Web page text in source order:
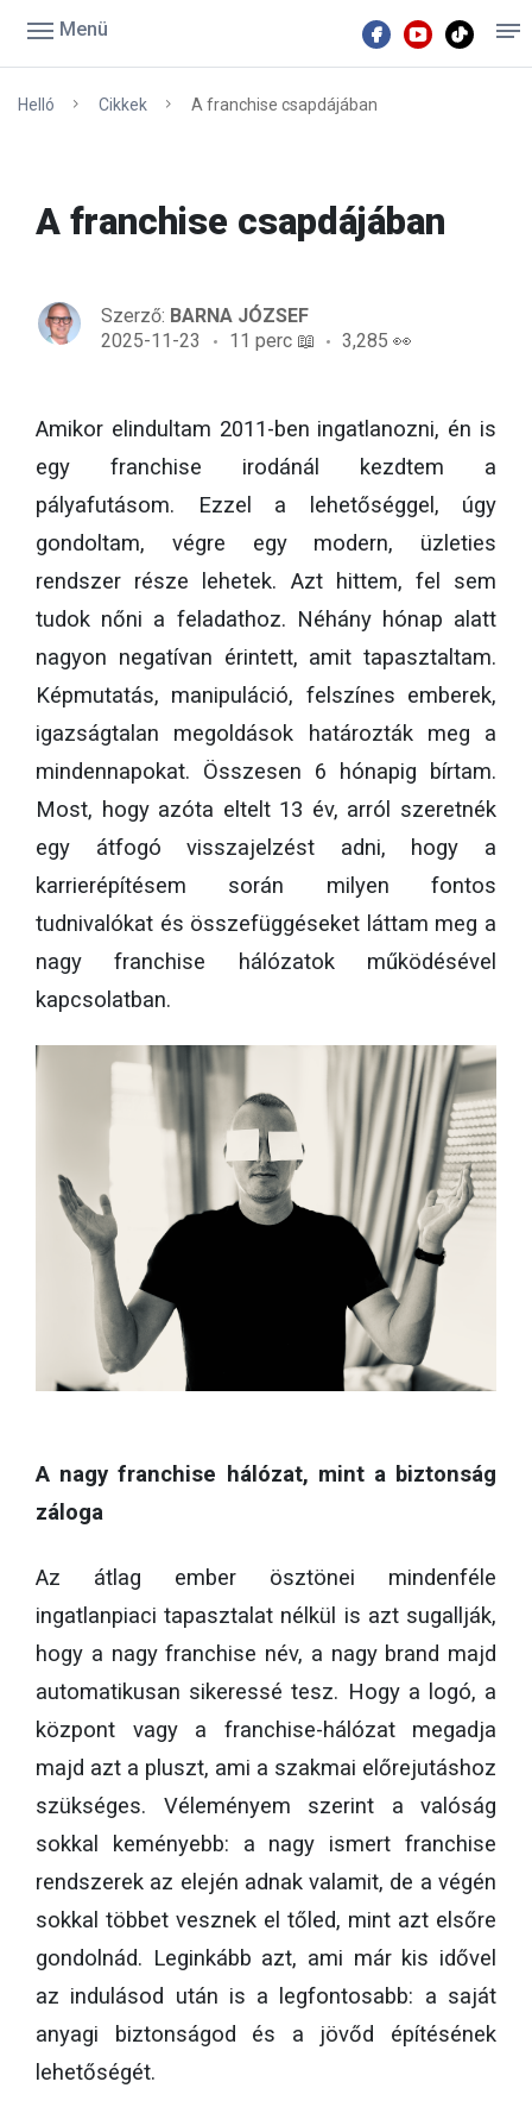
Menü
Helló Cikkek A franchise csapdájában
A franchise csapdájában
Szerző: BARNA JÓZSEF
2025-11-23
11 perc 📖 3,285 👀
Amikor elindultam 2011-ben ingatlanozni, én is
egy franchise irodánál kezdtem a
pályafutásom. Ezzel a lehetőséggel, úgy
gondoltam, végre egy modern, üzleties
rendszer része lehetek. Azt hittem, fel sem
tudok nőni a feladathoz. Néhány hónap alatt
nagyon negatívan érintett, amit tapasztaltam.
Képmutatás, manipuláció, felszínes emberek,
igazságtalan megoldások határozták meg a
mindennapokat. Összesen 6 hónapig bírtam.
Most, hogy azóta eltelt 13 év, arról szeretnék
egy átfogó visszajelzést adni, hogy a
karrierépítésem során milyen fontos
tudnivalókat és összefüggéseket láttam meg a
nagy franchise hálózatok működésével
kapcsolatban.
A nagy franchise hálózat, mint a biztonság
záloga
Az átlag ember ösztönei mindenféle
ingatlanpiaci tapasztalat nélkül is azt sugallják,
hogy a nagy franchise név, a nagy brand majd
automatikusan sikeressé tesz. Hogy a logó, a
központ vagy a franchise-hálózat megadja
majd azt a pluszt, ami a szakmai előrejutáshoz
szükséges. Véleményem szerint a valóság
sokkal keményebb: a nagy ismert franchise
rendszerek az elején adnak valamit, de a végén
sokkal többet vesznek el tőled, mint azt elsőre
gondolnád. Leginkább azt, ami már kis idővel
az indulásod után is a legfontosabb: a saját
anyagi biztonságod és a jövőd építésének
lehetőségét.